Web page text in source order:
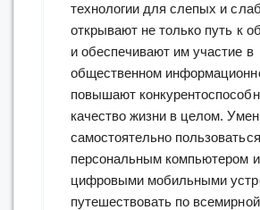
технологии для слепых и
открывают не только путь к
и обеспечивают им участие в
общественном
повышают
качество жизни в целом.
самостоятельно пользоваться
персональным компьютером и
цифровыми мобильными
путешествовать по